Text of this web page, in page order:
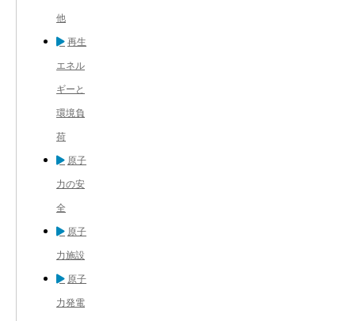
他
再生
エネル
ギーと
環境負
荷
原子
力の安
全
原子
力施設
原子
力発電